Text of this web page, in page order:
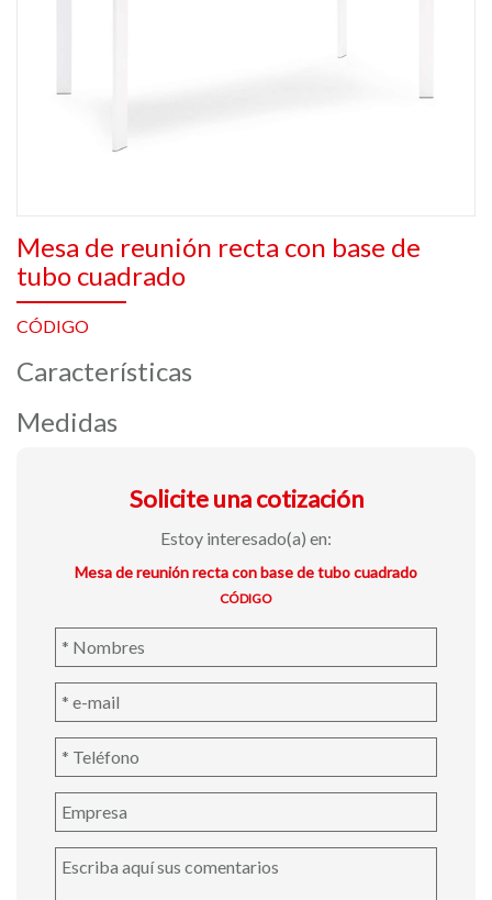
Mesa de reunión recta con base de
tubo cuadrado
CÓDIGO
Características
Medidas
Solicite una cotización
Estoy interesado(a) en:
Mesa de reunión recta con base de tubo cuadrado
CÓDIGO